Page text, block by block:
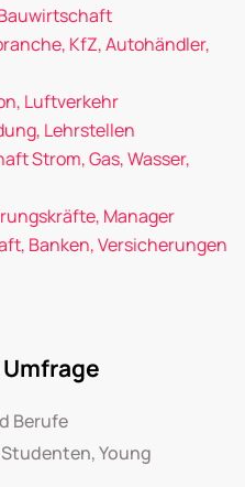
KfZ, Autohändler,
Luftverkehr
Lehrstellen
Strom, Gas, Wasser,
Manager
Banken, Versicherungen
Berufe
Young